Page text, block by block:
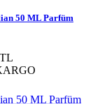
50 ML Parfüm
TL